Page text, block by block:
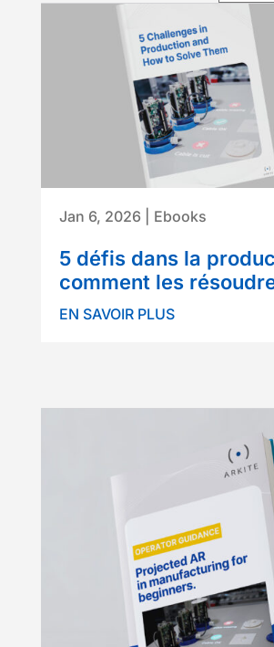
5 défis dans la
comment les
Jan 6, 2026 Ebooks
EN SAVOIR PLUS